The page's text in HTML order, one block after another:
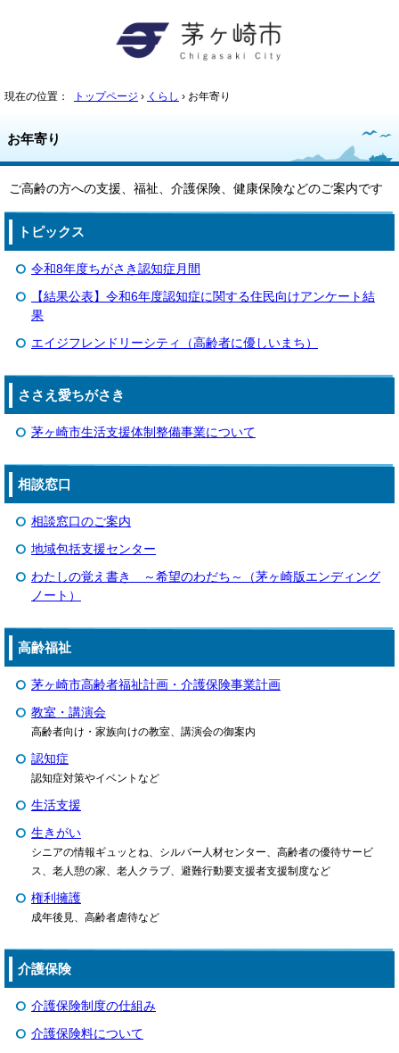
現在の位置： トップページ › くらし › お年寄り
お年寄り
ご高齢の方への支援、福祉、介護保険、健康保険などのご案内です
トピックス
令和8年度ちがさき認知症月間
【結果公表】令和6年度認知症に関する住民向けアンケート結
果
エイジフレンドリーシティ（高齢者に優しいまち）
ささえ愛ちがさき
茅ヶ崎市生活支援体制整備事業について
相談窓口
相談窓口のご案内
地域包括支援センター
わたしの覚え書き ～希望のわだち～（茅ヶ崎版エンディング
ノート）
高齢福祉
茅ヶ崎市高齢者福祉計画・介護保険事業計画
教室・講演会
高齢者向け・家族向けの教室、講演会の御案内
認知症
認知症対策やイベントなど
生活支援
生きがい
シニアの情報ギュッとね、シルバー人材センター、高齢者の優待サービ
ス、老人憩の家、老人クラブ、避難行動要支援者支援制度など
権利擁護
成年後見、高齢者虐待など
介護保険
介護保険制度の仕組み
介護保険料について